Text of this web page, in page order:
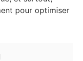
pour optimiser